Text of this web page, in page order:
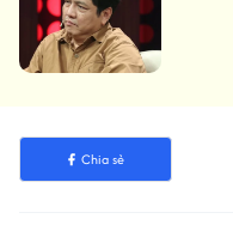
Chia sẻ